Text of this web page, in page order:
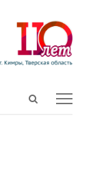
Open